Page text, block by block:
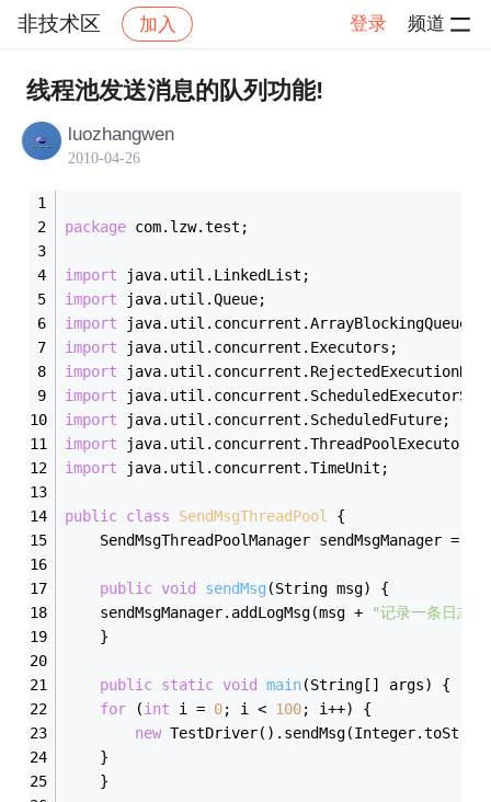
非技术区 加入 登录 频道
社区 非技术区 帖子详情
线程池发送消息的队列功能!
luozhangwen
2010-04-26
package com.lzw.test;
import java.util.LinkedList;
import java.util.Queue;
import java.util.concurrent.ArrayBlockingQueue;
import java.util.concurrent.Executors;
import
import
import java.util.concurrent.ScheduledFuture;
import java.util.concurrent.ThreadPoolExecutor;
import java.util.concurrent.TimeUnit;
public class SendMsgThreadPool
{
SendMsgThreadPoolManager sendMsgManager =
public void sendMsg (String msg)
{
	sendMsgManager.addLogMsg(msg +
"记录一条日志 "
    }
public static void main(String[] args)
{
for (int i = 0; i < 100; i++) {
new
	}
    }